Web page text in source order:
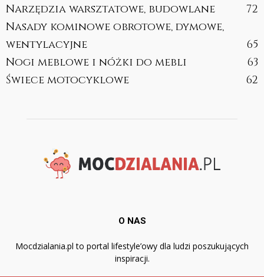
Narzędzia warsztatowe, budowlane
72
Nasady kominowe obrotowe, dymowe,
wentylacyjne
65
Nogi meblowe i nóżki do mebli
63
Świece motocyklowe
62
O NAS
Mocdzialania.pl to portal lifestyle’owy dla ludzi poszukujących
inspiracji.